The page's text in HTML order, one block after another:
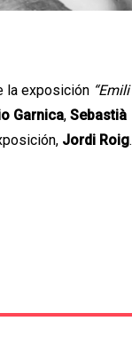
la exposición “Emili
Garnica, Sebastià
Jordi Roig.